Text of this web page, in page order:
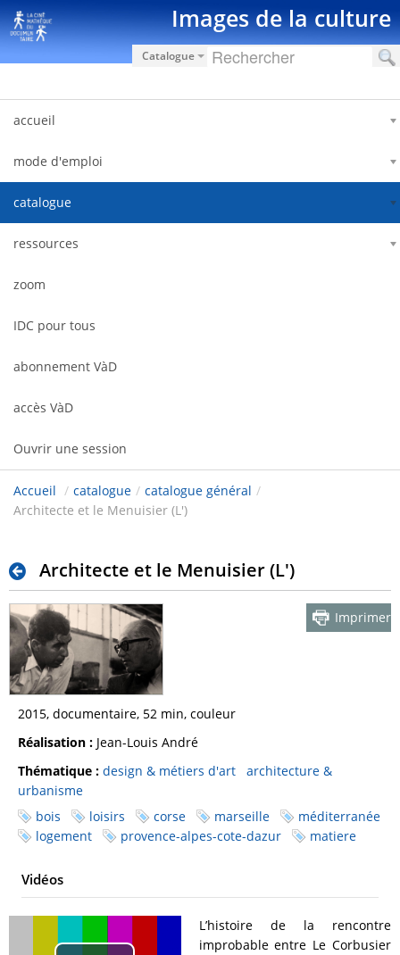
Saut au contenu Images de la culture
Catalogue
accueil
mode d'emploi
catalogue
ressources
zoom
IDC pour tous
abonnement VàD
accès VàD
Ouvrir une session
Accueil / catalogue / catalogue général /
Architecte et le Menuisier (L')
Architecte et le Menuisier (L')
Imprimer
2015, documentaire, 52 min, couleur
Réalisation : Jean-Louis André
Thématique : design & métiers d'art
architecture &
urbanisme
bois
loisirs corse marseille
méditerranée
logement
provence-alpes-cote-dazur matiere
Vidéos
L’histoire de la rencontre
improbable entre Le Corbusier